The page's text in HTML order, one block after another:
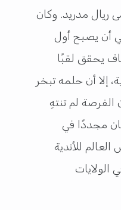
ريال مدريد. وكان
أن يصبح أول
يحقق لقبًا
إلا أن حلمه تبخر
الفرصة لم تنتهِ
مجددًا في
للأندية
الولايات